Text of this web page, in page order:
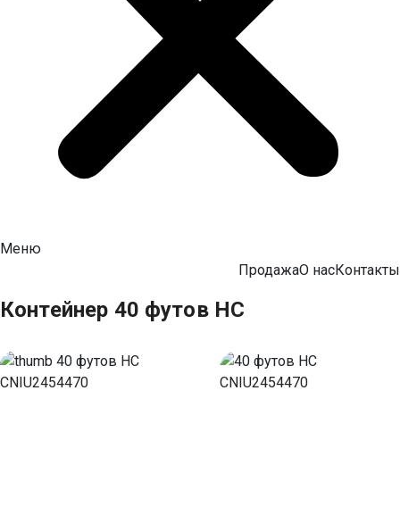
Меню
ПродажаО насКонтакты
Контейнер 40 футов HC